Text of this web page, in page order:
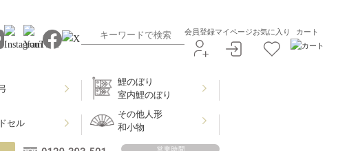
会員登録マイページお気に入り カート
鯉のぼり
室内鯉のぼり
セル
その他人形
和小物